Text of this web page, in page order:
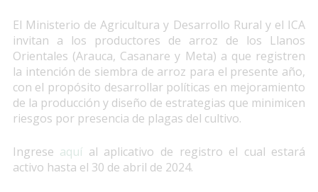
El Ministerio de Agricultura y Desarrollo Rural y el ICA
invitan a los productores de arroz de los Llanos
Orientales (Arauca, Casanare y Meta) a que registren
la intención de siembra de arroz para el presente año,
con el propósito desarrollar políticas en mejoramiento
de la producción y diseño de estrategias que minimicen
riesgos por presencia de plagas del cultivo.
Ingrese aquí al aplicativo de registro el cual estará
activo hasta el 30 de abril de 2024.